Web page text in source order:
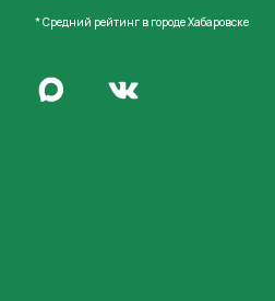
* Средний рейтинг в городе Хабаровске
Написать в MaxПерейти во Вконтакте